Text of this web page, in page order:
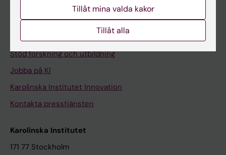
Kontakta och besök KI
Universitetsbiblioteket
Stöd forskning och utbildning
Jobba på KI
Karolinska Institutet Innovation
Kontakta presstjänsten
Karolinska Institutet
171 77 Stockholm
Tillåt mina valda kakor
Tillåt alla